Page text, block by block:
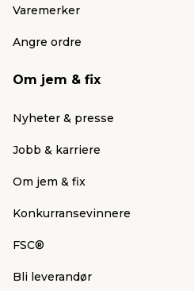
Varemerker
Angre ordre
Om jem & fix
Nyheter & presse
Jobb & karriere
Om jem & fix
Konkurransevinnere
FSC®
Bli leverandør